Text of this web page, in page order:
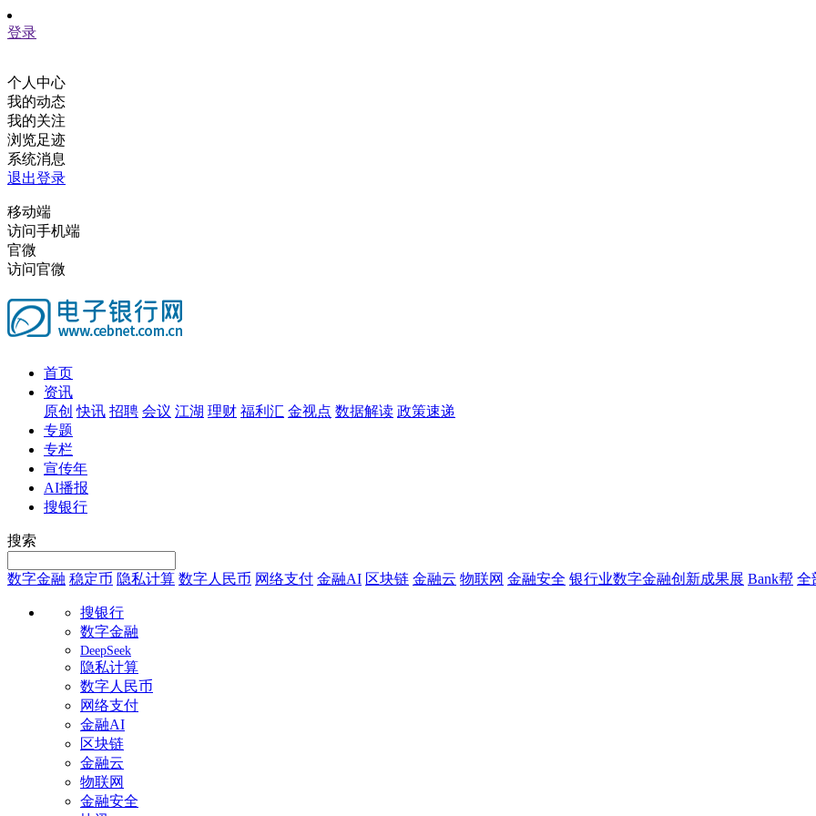
登录
个人中心
我的动态
我的关注
浏览足迹
系统消息
退出登录
移动端
访问手机端
官微
访问官微
首页
资讯
原创 快讯 招聘 会议 江湖 理财 福利汇 金视点 数据解读 政策速递
专题
专栏
宣传年
AI播报
搜银行
搜索
数字金融 稳定币 隐私计算 数字人民币 网络支付 金融AI 区块链 金融云 物联网 金融安全 银行业数字金融创新成果展 Bank帮 全
搜银行
数字金融
DeepSeek
隐私计算
数字人民币
网络支付
金融AI
区块链
金融云
物联网
金融安全